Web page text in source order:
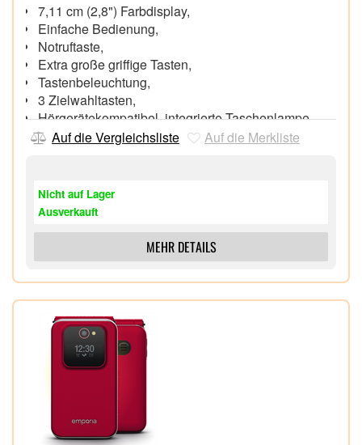
7,11 cm (2,8") Farbdisplay,
Einfache Bedienung,
Notruftaste,
Extra große griffige Tasten,
Tastenbeleuchtung,
3 Zielwahltasten,
Hörgerätekompatibel, integrierte Taschenlampe,
Bluetooth®,
Auf die Vergleichsliste Auf die Merkliste
Nicht auf Lager
Ausverkauft
MEHR DETAILS